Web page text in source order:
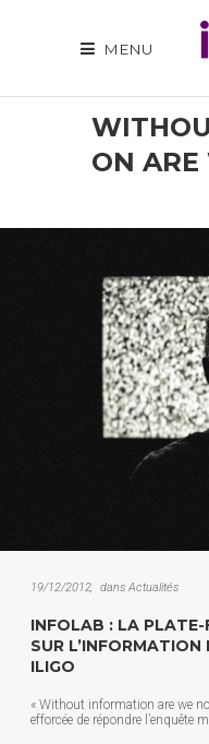
MENU
ON
19/12/2012 dans Actualités
INFOLAB : LA PLATE-
SUR L’INFORMATION
ILIGO
« Without information are we
efforcée de répondre l’enquête